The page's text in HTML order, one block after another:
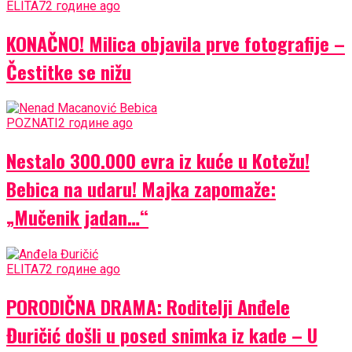
ELITA72 године ago
KONAČNO! Milica objavila prve fotografije –
Čestitke se nižu
POZNATI 2 године ago
Nestalo 300.000 evra iz kuće u Kotežu!
Bebica na udaru! Majka zapomaže:
„Mučenik jadan…“
ELITA72 године ago
PORODIČNA DRAMA: Roditelji Anđele
Đuričić došli u posed snimka iz kade – U